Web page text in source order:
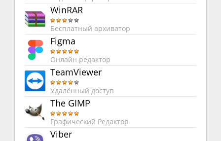
WinRAR
Бесплатный архиватор
Figma
Онлайн редактор
TeamViewer
Удалённый доступ
The GIMP
Графический Редактор
Viber